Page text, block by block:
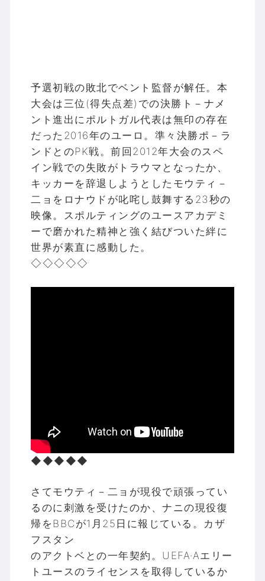
予選初戦の敗北でベント監督が解任。本
大会は三位(得失点差)での決勝ト－ナメ
ント進出にポルトガル代表は無印の存在
だった2016年のユーロ。準々決勝ポ－ラ
ンドとのPK戦。前回2012年大会のスペ
イン戦での失敗がトラウマとなったか、
キッカーを辞退しようとしたモウティ－
二ョをロナウドが叱咤し鼓舞する23秒の
映像。スポルティングのユースアカデミ
ーで磨かれた精神と強く結びついた絆に
世界が素直に感動した。
◇◇◇◇◇
◆◆◆◆◆
さてモウティ－二ョが現役で頑張ってい
るのに刺激を受けたのか、ナニの現役復
帰をBBCが1月25日に報じている。カザ
フスタン
のアクトベとの一年契約。UEFA·Aエリー
トユースのライセンスを取得しているか